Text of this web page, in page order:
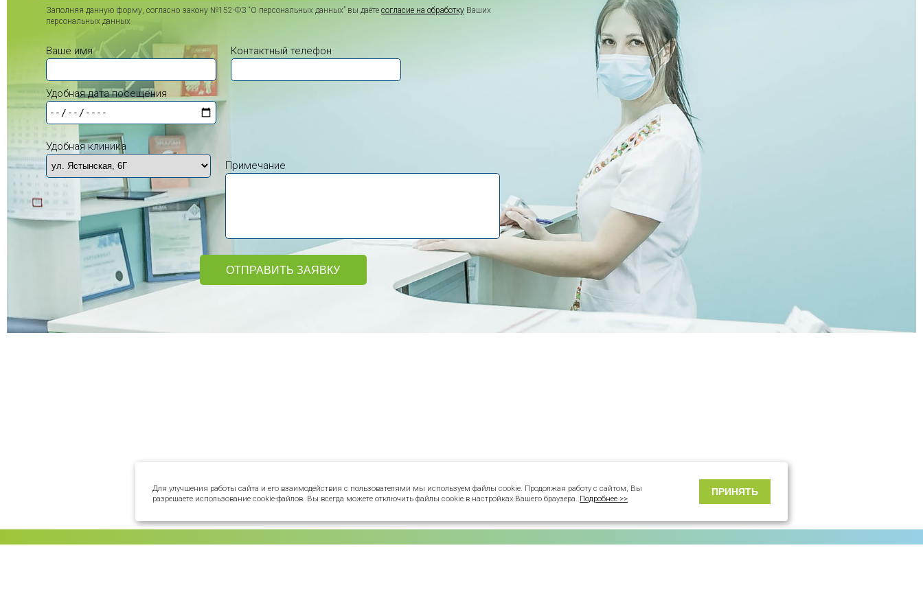
Заполняя данную форму, согласно закону №152-ФЗ “О персональных данных” вы даёте согласие на обработку Ваших
персональных данных
Ваше имя Контактный телефон
Удобная дата посещения
Удобная клиника
Примечание
ОТПРАВИТЬ ЗАЯВКУ
Для улучшения работы сайта и его взаимодействия с пользователями мы используем файлы cookie. Продолжая работу с сайтом, Вы
разрешаете использование cookie-файлов. Вы всегда можете отключить файлы cookie в настройках Вашего браузера. Подробнее >>
ПРИНЯТЬ